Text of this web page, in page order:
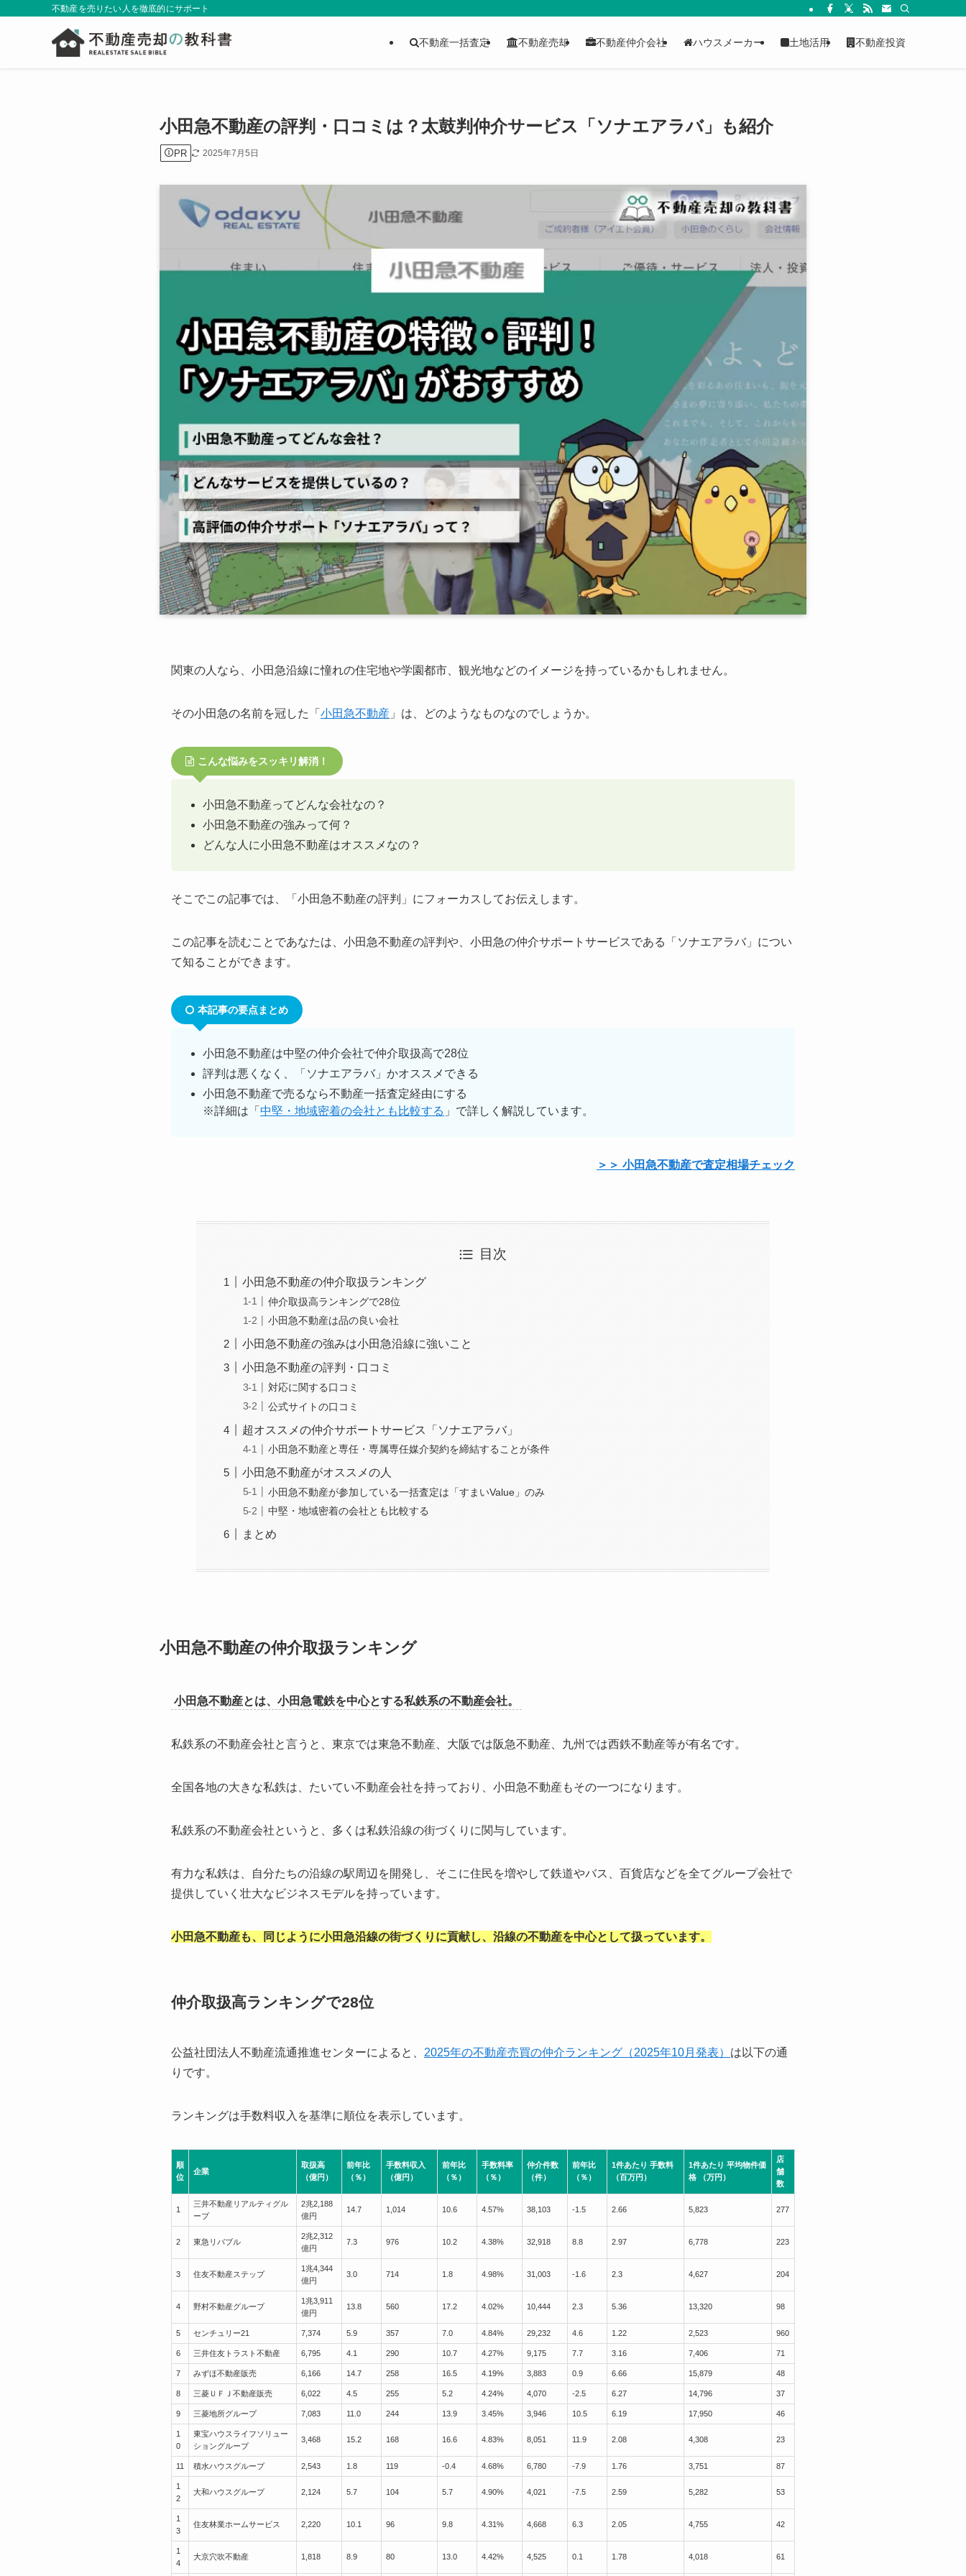
不動産を売りたい人を徹底的にサポート
不動産一括査定 不動産売却 不動産仲介会社 ハウスメーカー 土地活用 不動産投資
小田急不動産の評判・口コミは？太鼓判仲介サービス「ソナエアラバ」も紹介
PR 2025年7月5日
関東の人なら、小田急沿線に憧れの住宅地や学園都市、観光地などのイメージを持っているかもしれません。
その小田急の名前を冠した「 小田急不動産 」は、どのようなものなのでしょうか。
こんな悩みをスッキリ解消！
小田急不動産ってどんな会社なの？
小田急不動産の強みって何？
どんな人に小田急不動産はオススメなの？
そこでこの記事では、「小田急不動産の評判」にフォーカスしてお伝えします。
この記事を読むことであなたは、小田急不動産の評判や、小田急の仲介サポートサービスである「ソナエアラバ」につい
て知ることができます。
本記事の要点まとめ
小田急不動産は中堅の仲介会社で仲介取扱高で28位
評判は悪くなく、「ソナエアラバ」かオススメできる
小田急不動産で売るなら不動産一括査定経由にする
※詳細は「 中堅・地域密着の会社とも比較する 」で詳しく解説しています。
＞＞ 小田急不動産で査定相場チェック
目次
小田急不動産の仲介取扱ランキング
仲介取扱高ランキングで28位
小田急不動産は品の良い会社
小田急不動産の強みは小田急沿線に強いこと
小田急不動産の評判・口コミ
対応に関する口コミ
公式サイトの口コミ
超オススメの仲介サポートサービス「ソナエアラバ」
小田急不動産と専任・専属専任媒介契約を締結することが条件
小田急不動産がオススメの人
小田急不動産が参加している一括査定は「すまいValue」のみ
中堅・地域密着の会社とも比較する
まとめ
小田急不動産の仲介取扱ランキング
小田急不動産とは、小田急電鉄を中心とする私鉄系の不動産会社。
私鉄系の不動産会社と言うと、東京では東急不動産、大阪では阪急不動産、九州では西鉄不動産等が有名です。
全国各地の大きな私鉄は、たいてい不動産会社を持っており、小田急不動産もその一つになります。
私鉄系の不動産会社というと、多くは私鉄沿線の街づくりに関与しています。
有力な私鉄は、自分たちの沿線の駅周辺を開発し、そこに住民を増やして鉄道やバス、百貨店などを全てグループ会社で
提供していく壮大なビジネスモデルを持っています。
小田急不動産も、同じように小田急沿線の街づくりに貢献し、沿線の不動産を中心として扱っています。
仲介取扱高ランキングで28位
公益社団法人不動産流通推進センターによると、 2025年の不動産売買の仲介ランキング（2025年10月発表） は以下の通
りです。
ランキングは手数料収入を基準に順位を表示しています。
順
位
企業
取扱高
（億円）
前年比
（％）
手数料収入
（億円）
前年比
（％）
手数料率
（％）
仲介件数
（件）
前年比
（％）
1件あたり 手数料
（百万円）
1件あたり 平均物件価
格 （万円）
店
舗
数
1
三井不動産リアルティグル
ープ
2兆2,188
億円
14.7 1,014 10.6 4.57% 38,103 -1.5 2.66 5,823 277
2 東急リバブル
2兆2,312
億円
7.3 976 10.2 4.38% 32,918 8.8 2.97 6,778 223
3 住友不動産ステップ
1兆4,344
億円
3.0 714 1.8 4.98% 31,003 -1.6 2.3 4,627 204
4 野村不動産グループ
1兆3,911
億円
13.8 560 17.2 4.02% 10,444 2.3 5.36 13,320 98
5 センチュリー21 7,374 5.9 357 7.0 4.84% 29,232 4.6 1.22 2,523 960
6 三井住友トラスト不動産 6,795 4.1 290 10.7 4.27% 9,175 7.7 3.16 7,406 71
7 みずほ不動産販売 6,166 14.7 258 16.5 4.19% 3,883 0.9 6.66 15,879 48
8 三菱ＵＦＪ不動産販売 6,022 4.5 255 5.2 4.24% 4,070 -2.5 6.27 14,796 37
9 三菱地所グループ 7,083 11.0 244 13.9 3.45% 3,946 10.5 6.19 17,950 46
1
0
東宝ハウスライフソリュー
ショングループ
3,468 15.2 168 16.6 4.83% 8,051 11.9 2.08 4,308 23
11 積水ハウスグループ 2,543 1.8 119 -0.4 4.68% 6,780 -7.9 1.76 3,751 87
1
2
大和ハウスグループ 2,124 5.7 104 5.7 4.90% 4,021 -7.5 2.59 5,282 53
1
3
住友林業ホームサービス 2,220 10.1 96 9.8 4.31% 4,668 6.3 2.05 4,755 42
1
4
大京穴吹不動産 1,818 8.9 80 13.0 4.42% 4,525 0.1 1.78 4,018 61